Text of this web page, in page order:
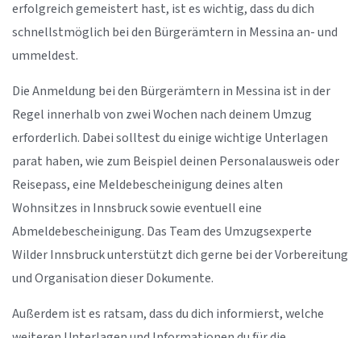
erfolgreich gemeistert hast, ist es wichtig, dass du dich
schnellstmöglich bei den Bürgerämtern in Messina an- und
ummeldest.
Die Anmeldung bei den Bürgerämtern in Messina ist in der
Regel innerhalb von zwei Wochen nach deinem Umzug
erforderlich. Dabei solltest du einige wichtige Unterlagen
parat haben, wie zum Beispiel deinen Personalausweis oder
Reisepass, eine Meldebescheinigung deines alten
Wohnsitzes in Innsbruck sowie eventuell eine
Abmeldebescheinigung. Das Team des Umzugsexperte
Wilder Innsbruck unterstützt dich gerne bei der Vorbereitung
und Organisation dieser Dokumente.
Außerdem ist es ratsam, dass du dich informierst, welche